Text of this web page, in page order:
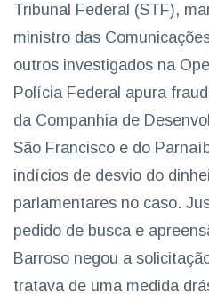
Tribunal Federal (STF),
ministro das
outros investigados na
Polícia Federal apura
da Companhia de
São Francisco e do
indícios de desvio do
parlamentares no caso.
pedido de busca e
Barroso negou a
tratava de uma medida